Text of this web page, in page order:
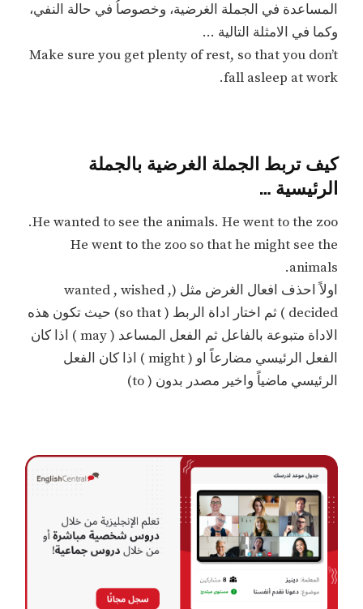
المساعدة في الجملة الغرضية، وخصوصاُ في حالة النفي،
وكما في الامثلة التالية …
Make sure you get plenty of rest, so that you don’t
fall asleep at work.
كيف تربط الجملة الغرضية بالجملة
الرئيسية …
He wanted to see the animals. He went to the zoo.
He went to the zoo so that he might see the
animals.
اولاً احذف افعال الغرض مثل (wanted , wished ,
decided ) ثم اختار اداة الربط ( so that) حيث تكون هذه
الاداة متبوعة بالفاعل ثم الفعل المساعد ( may ) اذا كان
الفعل الرئيسي مضارعاً او ( might ) اذا كان الفعل
الرئيسي ماضياً واخير مصدر بدون ( to)